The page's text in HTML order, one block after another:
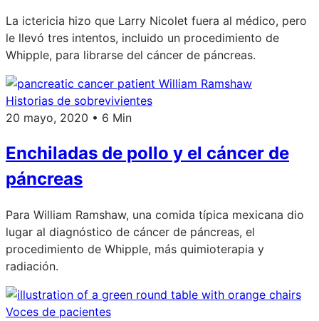
La ictericia hizo que Larry Nicolet fuera al médico, pero
le llevó tres intentos, incluido un procedimiento de
Whipple, para librarse del cáncer de páncreas.
Historias de sobrevivientes
20 mayo, 2020 • 6 Min
Enchiladas de pollo y el cáncer de
páncreas
Para William Ramshaw, una comida típica mexicana dio
lugar al diagnóstico de cáncer de páncreas, el
procedimiento de Whipple, más quimioterapia y
radiación.
Voces de pacientes